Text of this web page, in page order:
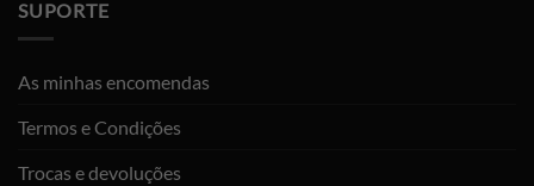
SUPORTE
As minhas encomendas
Termos e Condições
Trocas e devoluções